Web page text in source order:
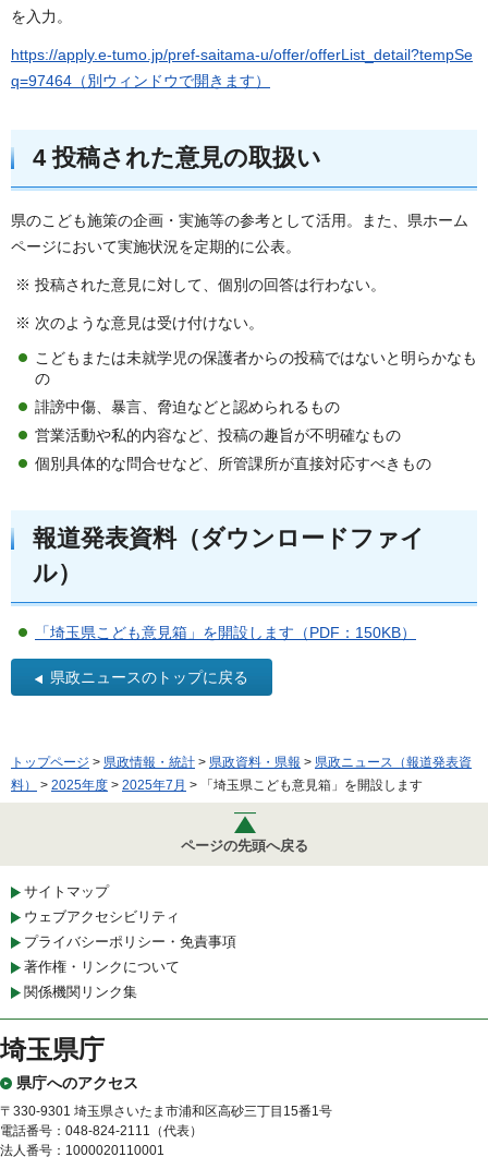
を入力。
https://apply.e-tumo.jp/pref-saitama-u/offer/offerList_detail?tempSe
q=97464（別ウィンドウで開きます）
4 投稿された意見の取扱い
県のこども施策の企画・実施等の参考として活用。また、県ホーム
ページにおいて実施状況を定期的に公表。
※ 投稿された意見に対して、個別の回答は行わない。
※ 次のような意見は受け付けない。
こどもまたは未就学児の保護者からの投稿ではないと明らかなも
の
誹謗中傷、暴言、脅迫などと認められるもの
営業活動や私的内容など、投稿の趣旨が不明確なもの
個別具体的な問合せなど、所管課所が直接対応すべきもの
報道発表資料（ダウンロードファイ
ル）
「埼玉県こども意見箱」を開設します（PDF：150KB）
県政ニュースのトップに戻る
トップページ > 県政情報・統計 > 県政資料・県報 > 県政ニュース（報道発表資
料）
> 2025年度 > 2025年7月 > 「埼玉県こども意見箱」を開設します
ページの先頭へ戻る
サイトマップ
ウェブアクセシビリティ
プライバシーポリシー・免責事項
著作権・リンクについて
関係機関リンク集
埼玉県庁
県庁へのアクセス
〒330-9301 埼玉県さいたま市浦和区高砂三丁目15番1号
電話番号：048-824-2111（代表）
法人番号：1000020110001